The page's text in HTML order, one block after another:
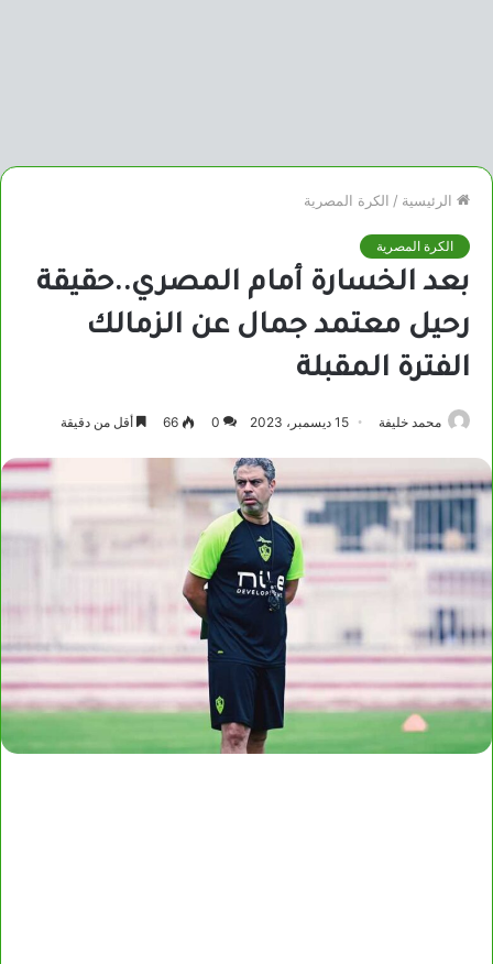
الرئيسية / الكرة المصرية
الكرة المصرية
بعد الخسارة أمام المصري..حقيقة
رحيل معتمد جمال عن الزمالك
الفترة المقبلة
محمد خليفة 15 ديسمبر، 2023 0
66 أقل من دقيقة